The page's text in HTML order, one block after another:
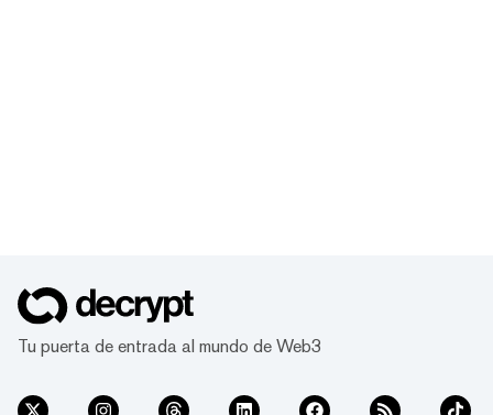
Tu puerta de entrada al mundo de Web3